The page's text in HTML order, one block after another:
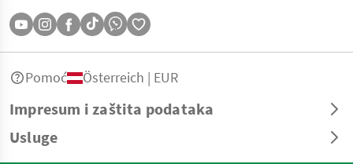
Impresum i zaštita podataka
Usluge
Pomoć Österreich | EUR